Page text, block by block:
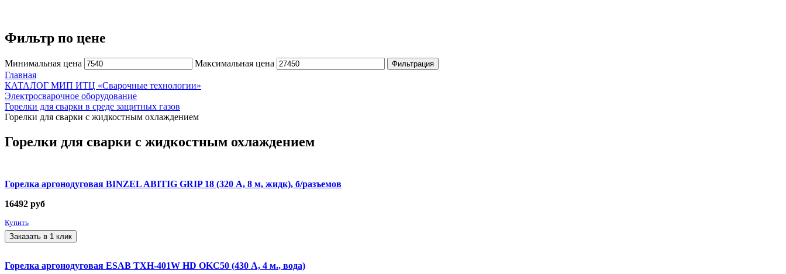
Фильтр по цене
Минимальная цена Максимальная цена Фильтрация
Главная
КАТАЛОГ МИП ИТЦ «Сварочные технологии»
Электросварочное оборудование
Горелки для сварки в среде защитных газов
Горелки для сварки с жидкостным охлаждением
Горелки для сварки с жидкостным охлаждением
Горелка аргонодуговая BINZEL ABITIG GRIP 18 (320 А, 8 м, жидк), б/разъемов
16492 руб
Купить
Заказать в 1 клик
Горелка аргонодуговая ESAB TXH-401W HD OKC50 (430 А, 4 м., вода)